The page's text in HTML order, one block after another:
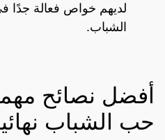
لديهم خواص فعالة
الشباب.
أفضل نصائح
حب الشباب